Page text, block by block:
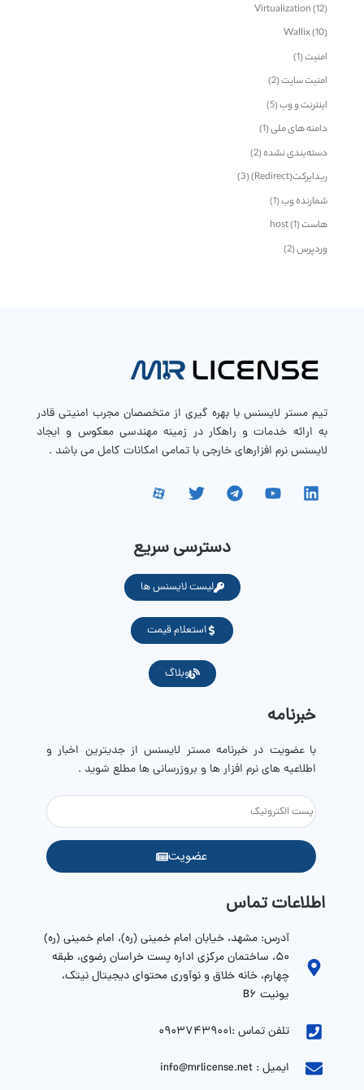
Virtualization(12)
Wallix(10)
امنیت(1)
امنیت سایت(2)
اینترنت و وب(5)
دامنه های ملی(1)
دسته‌بندی نشده(2)
ریدایرکت(Redirect)
(3)
شمارنده وب(1)
هاست host(1)
وردپرس(2)
تیم مستر لایسنس با بهره گیری از متخصصان مجرب امنیتی قادر
به ارائه خدمات و راهکار در زمینه مهندسی معکوس و ایجاد
لایسنس نرم افزارهای خارجی با تمامی امکانات کامل می باشد .
دسترسی سریع
لیست لایسنس ها
استعلام قیمت
وبلاگ
خبرنامه
با عضویت در خبرنامه مستر لایسنس از جدیترین اخبار و
اطلاعیه های نرم افزار ها و بروزرسانی ها مطلع شوید .
عضویت
اطلاعات تماس
آدرس: مشهد، خیابان امام خمینی (ره)، امام خمینی (ره)
۵۰، ساختمان مرکزی اداره پست خراسان رضوی، طبقه
چهارم، خانه خلاق و نوآوری محتوای دیجیتال نیتک،
یونیت B6
تلفن تماس :09037439001
ایمیل : info@mrlicense.net